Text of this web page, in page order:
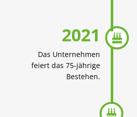

2021
Das Unternehmen
feiert das 75-jährige
Bestehen.
